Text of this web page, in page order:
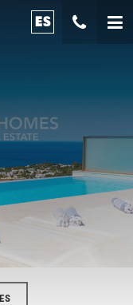
ES